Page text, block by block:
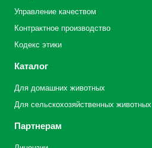
Управление качеством
Контрактное производство
Кодекс этики
Каталог
Для домашних животных
Для сельскохозяйственных животных
Партнерам